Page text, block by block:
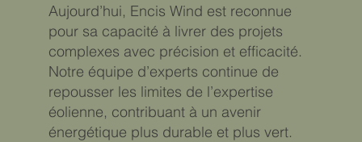
Aujourd’hui, Encis Wind est reconnue
pour sa capacité à livrer des projets
complexes avec précision et efficacité.
Notre équipe d’experts continue de
repousser les limites de l’expertise
éolienne, contribuant à un avenir
énergétique plus durable et plus vert.